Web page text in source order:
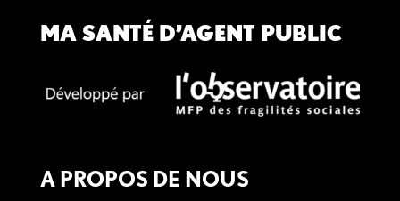
MA SANTÉ D’AGENT PUBLIC
A PROPOS DE NOUS